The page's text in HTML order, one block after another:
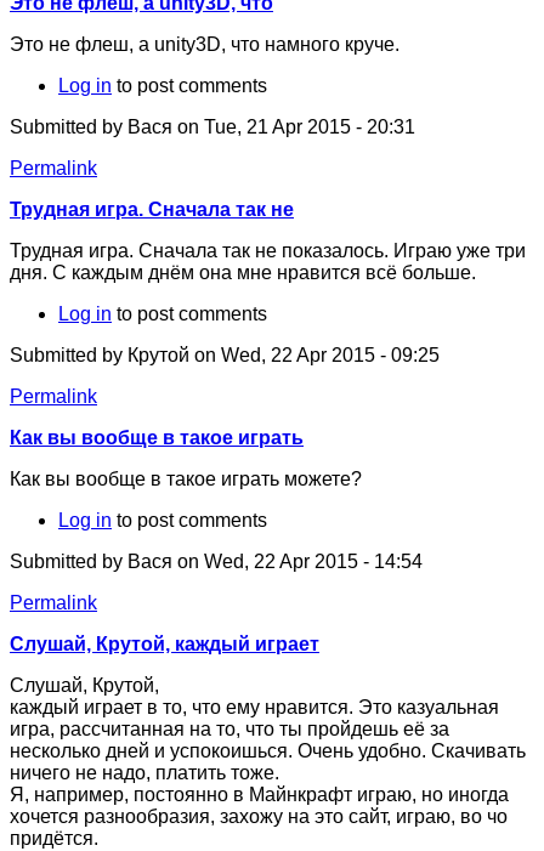
Это не флеш, а unity3D, что намного круче.
Log in to post comments
Submitted by Вася on Tue, 21 Apr 2015 - 20:31
Permalink
Трудная игра. Сначала так не
Трудная игра. Сначала так не показалось. Играю уже три
дня. С каждым днём она мне нравится всё больше.
Log in to post comments
Submitted by Крутой on Wed, 22 Apr 2015 - 09:25
Permalink
Как вы вообще в такое играть
Как вы вообще в такое играть можете?
Log in to post comments
Submitted by Вася on Wed, 22 Apr 2015 - 14:54
Permalink
Слушай, Крутой, каждый играет
Слушай, Крутой,
каждый играет в то, что ему нравится. Это казуальная
игра, рассчитанная на то, что ты пройдешь её за
несколько дней и успокоишься. Очень удобно. Скачивать
ничего не надо, платить тоже.
Я, например, постоянно в Майнкрафт играю, но иногда
хочется разнообразия, захожу на это сайт, играю, во чо
придётся.